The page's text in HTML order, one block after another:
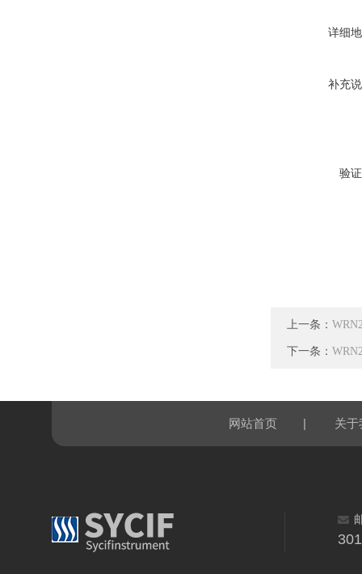
详细
补充
验
上一条：
下一条：
网站首页 | 关于